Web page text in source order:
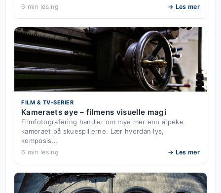
6 min lesing → Les mer
FILM & TV-SERIER
Kameraets øye – filmens visuelle magi
Filmfotografering handler om mye mer enn å peke
kameraet på skuespillerne. Lær hvordan lys,
komposis…
6 min lesing → Les mer